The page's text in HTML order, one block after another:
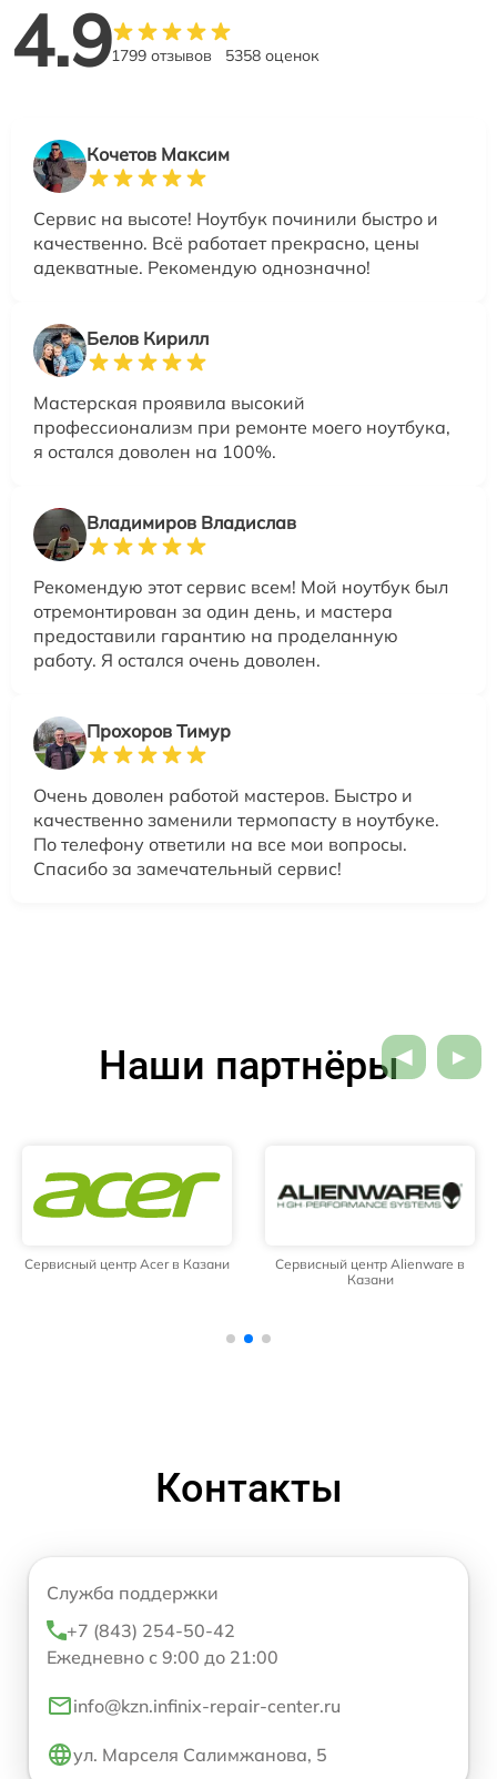
4.91799 отзывов 5358 оценок
Кочетов Максим
Сервис на высоте! Ноутбук починили быстро и
качественно. Всё работает прекрасно, цены
адекватные. Рекомендую однозначно!
Белов Кирилл
Мастерская проявила высокий
профессионализм при ремонте моего ноутбука,
я остался доволен на 100%.
Владимиров Владислав
Рекомендую этот сервис всем! Мой ноутбук был
отремонтирован за один день, и мастера
предоставили гарантию на проделанную
работу. Я остался очень доволен.
Прохоров Тимур
Очень доволен работой мастеров. Быстро и
качественно заменили термопасту в ноутбуке.
По телефону ответили на все мои вопросы.
Спасибо за замечательный сервис!
Наши партнёры
Сервисный центр Acer в Казани
Сервисный центр Alienware в
Казани
Контакты
Служба поддержки
+7 (843) 254-50-42
Ежедневно с 9:00 до 21:00
info@kzn.infinix-repair-center.ru
ул. Марселя Салимжанова, 5